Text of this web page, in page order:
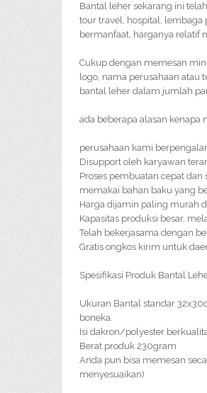
Bantal leher sekarang ini
tour travel, hospital, lembaga
bermanfaat, harganya relatif
Cukup dengan memesan
logo, nama perusahaan atau
bantal leher dalam jumlah
ada beberapa alasan kenapa
perusahaan kami
Disupport oleh karyawan
Proses pembuatan cepat dan
memakai bahan baku yang
Harga dijamin paling murah
Kapasitas produksi besar,
Telah bekerjasama dengan
Gratis ongkos kirim untuk
Spesifikasi Produk Bantal
Ukuran Bantal standar
boneka.
Isi dakron/polyester
Berat produk 230gram
Anda pun bisa memesan
menyesuaikan)